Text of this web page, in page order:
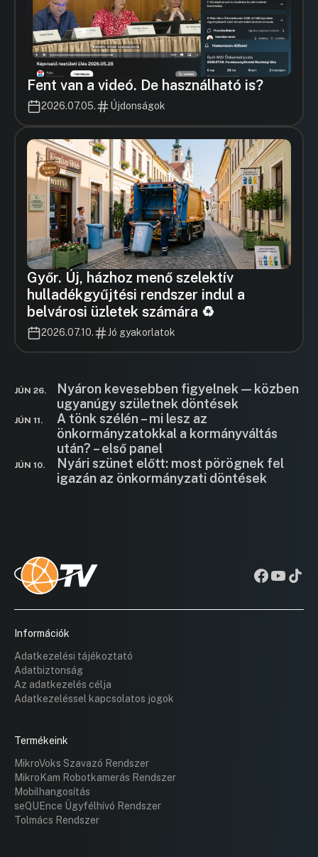
Fent van a videó. De használható is?
2026.07.05. Újdonságok
Győr. Új, házhoz menő szelektív
hulladékgyűjtési rendszer indul a
belvárosi üzletek számára ♻️
2026.07.10. Jó gyakorlatok
JÚN 26.
Nyáron kevesebben figyelnek — közben
ugyanúgy születnek döntések
JÚN 11.
A tönk szélén – mi lesz az
önkormányzatokkal a kormányváltás
után? – első panel
JÚN 10.
Nyári szünet előtt: most pörögnek fel
igazán az önkormányzati döntések
Információk
Adatkezelési tájékoztató
Adatbiztonság
Az adatkezelés célja
Adatkezeléssel kapcsolatos jogok
Termékeink
MikroVoks Szavazó Rendszer
MikroKam Robotkamerás Rendszer
Mobilhangosítás
seQUEnce Ügyfélhívó Rendszer
Tolmács Rendszer